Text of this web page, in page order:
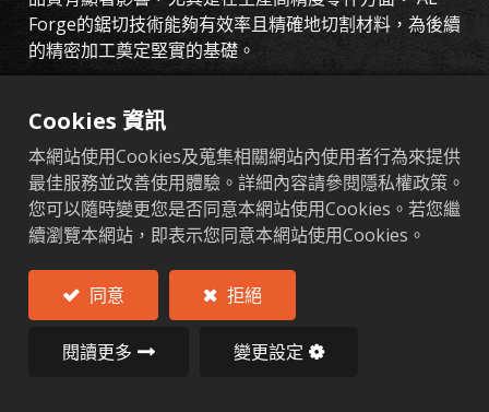
Forge的鋸切技術能夠有效率且精確地切割材料，為後續
的精密加工奠定堅實的基礎。
天承的鋁合金鍛造服務專注於為汽車、摩托車、自行車
和工業五金等多個行業提供高精度鋁合金零件。鋸切是
天承加工流程的第一步，主要用於將鋁合金原料（如鍛
造坯料、鋁合金鋼棒、鋁合金板材等）切割成適合後續
加工的尺寸，以滿足客戶的特定需求。鋸切的精度和效
率直接影響後續加工的平滑度，因此採用先進的鋸切技
術和設備，以確保產品品質和生產效率。
Cookies 資訊
本網站使用Cookies及蒐集相關網站內使用者行為來提供
最佳服務並改善使用體驗。詳細內容請參閱隱私權政策。
您可以隨時變更您是否同意本網站使用Cookies。若您繼
續瀏覽本網站，即表示您同意本網站使用Cookies。
同意 拒絕
閱讀更多 變更設定